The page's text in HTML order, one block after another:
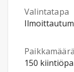
Valintatapa
Paikkamäärä
150